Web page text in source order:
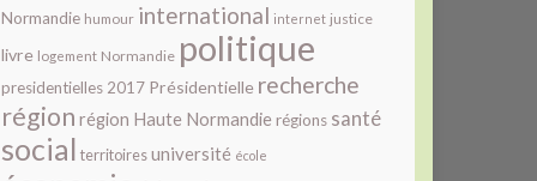
Normandie humour international internet justice
livre logement Normandie politique
presidentielles 2017 Présidentielle recherche
région région Haute Normandie régions santé
social territoiresuniversité école